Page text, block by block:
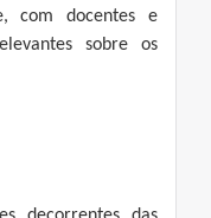
com docentes e
sobre os